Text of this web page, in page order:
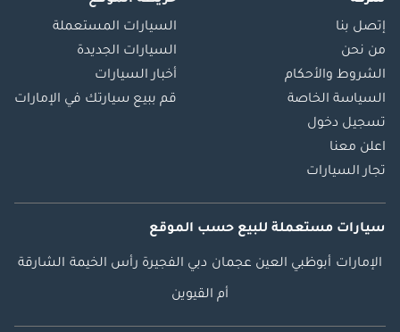
إتصل بنا
من نحن
الشروط والأحكام
السياسة الخاصة
تسجيل دخول
اعلن معنا
تجار السيارات
السيارات المستعملة
السيارات الجديدة
أخبار السيارات
قم ببيع سيارتك في الإمارات
سيارات مستعملة للبيع حسب الموقع
الإمارات أبوظبي العين عجمان دبي الفجيرة رأس الخيمة الشارقة
أم القيوين